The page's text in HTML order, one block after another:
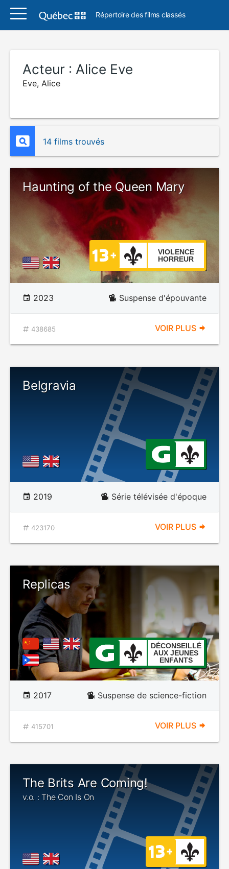
Répertoire des films classés
Acteur : Alice Eve
Eve, Alice
14 films trouvés
Haunting of the Queen Mary
VIOLENCE
HORREUR
2023 Suspense d'épouvante
438685 VOIR PLUS
Belgravia
2019 Série télévisée d'époque
423170 VOIR PLUS
Replicas
DÉCONSEILLÉ
AUX JEUNES
ENFANTS
2017 Suspense de science-fiction
415701 VOIR PLUS
The Brits Are Coming!
v.o. : The Con Is On